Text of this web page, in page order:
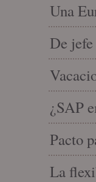
Una
De
¿SAP
Pacto
La